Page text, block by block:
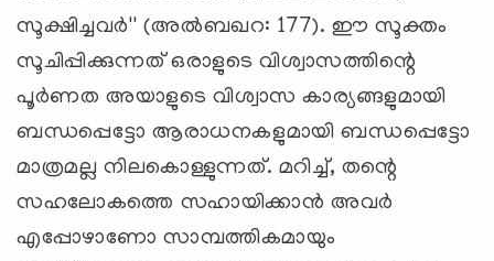
സൂക്ഷിച്ചവര്‍'' (അല്‍ബഖറ: 177). ഈ സൂക്തം
സൂചിപ്പിക്കുന്നത് ഒരാളുടെ വിശ്വാസത്തിന്റെ
പൂര്‍ണത അയാളുടെ വിശ്വാസ കാര്യങ്ങളുമായി
ബന്ധപ്പെട്ടോ ആരാധനകളുമായി ബന്ധപ്പെട്ടോ
മാത്രമല്ല നിലകൊള്ളുന്നത്. മറിച്ച്, തന്റെ
സഹലോകത്തെ സഹായിക്കാന്‍ അവര്‍
എപ്പോഴാണോ സാമ്പത്തികമായും